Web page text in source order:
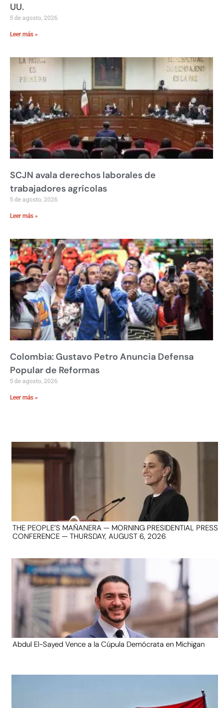
UU.
5 de agosto, 2026
Leer más »
SCJN avala derechos laborales de
trabajadores agrícolas
5 de agosto, 2026
Leer más »
Colombia: Gustavo Petro Anuncia Defensa
Popular de Reformas
5 de agosto, 2026
Leer más »
THE PEOPLE’S MAÑANERA — MORNING PRESIDENTIAL PRESS
CONFERENCE — THURSDAY, AUGUST 6, 2026
Abdul El-Sayed Vence a la Cúpula Demócrata en Michigan